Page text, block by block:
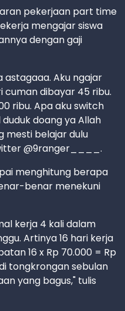
pekerjaan part time
mengajar siswa
dengan gaji
astagaaa. Aku ngajar
cuman dibayar 45 ribu.
ribu. Apa aku switch
doang ya Allah
mesti belajar dulu
@9ranger____.
menghitung berapa
benar menekuni
kerja 4 kali dalam
Artinya 16 hari kerja
16 x Rp 70.000 = Rp
di tongkrongan sebulan
yang bagus," tulis